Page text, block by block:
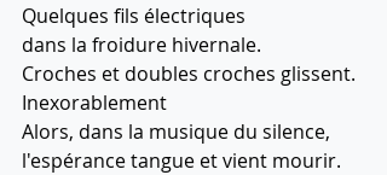
Quelques fils électriques
dans la froidure hivernale.
Croches et doubles croches glissent.
Inexorablement
Alors, dans la musique du silence,
l'espérance tangue et vient mourir.